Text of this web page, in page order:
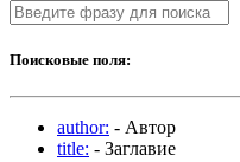
Поисковые поля:
author: - Автор
title: - Заглавие